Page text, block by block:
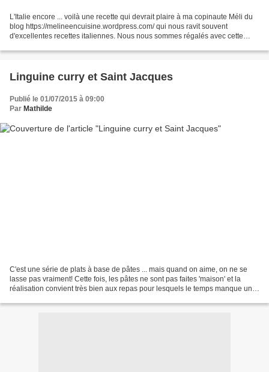
L'Italie encore ... voilà une recette qui devrait plaire à ma copinaute Méli du
blog https://melineencuisine.wordpress.com/ qui nous ravit souvent
d'excellentes recettes italiennes. Nous nous sommes régalés avec cette
Linguine curry et Saint Jacques
Publié le 01/07/2015 à 09:00
Par Mathilde
C'est une série de plats à base de pâtes ... mais quand on aime, on ne se
lasse pas vraiment! Cette fois, les pâtes ne sont pas faites 'maison' et la
réalisation convient très bien aux repas pour lesquels le temps manque un